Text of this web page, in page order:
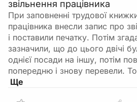
звільнення працівника
При заповненні трудової
працівника внесли запис про
і поставили печатку. Потім
зазначили, що до цього двічі
однієї посади на іншу, потім
попередню і знову перевели.